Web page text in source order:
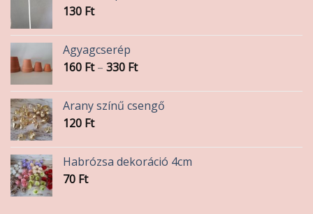
130 Ft
Agyagcserép
160 Ft – 330 FtÁrtartomány:
-
330 Ft
Arany színű csengő
120 Ft
Habrózsa dekoráció 4cm
70 Ft